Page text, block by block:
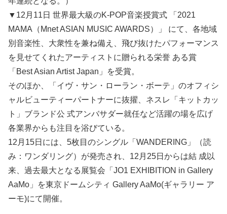
▼12月11日 世界最大級のK-POP音楽授賞式 「2021
MAMA（Mnet ASIAN MUSIC AWARDS）」 にて、各地域
別音楽性、大衆性を兼ね備え、飛び抜けたパフォーマンス
を見せてくれたアーティストに贈られる栄誉 ある賞
「Best Asian Artist Japan」を受賞。
そのほか、「イヴ・サン・ローラン・ボーテ」のオフィシ
ャルビューティーパートナーに抜擢、ネスレ「キットカッ
ト」ブランド公 式アンバサダー就任など活躍の場を広げ
各業界からも注目を浴びている。
12月15日には、5枚目のシングル「WANDERING」（読
み：ワンダリング）が発売され、12月25日からは結 成以
来、過去最大となる展覧会「JO1 EXHIBITION in Gallery
AaMo」を東京ドームシティ Gallery AaMo(ギャラリー ア
ーモ)にて開催。